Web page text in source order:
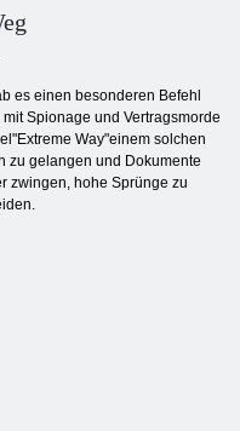
es einen besonderen Befehl
Spionage und Vertragsmorde
Way"einem solchen
zu gelangen und Dokumente
zwingen, hohe Sprünge zu